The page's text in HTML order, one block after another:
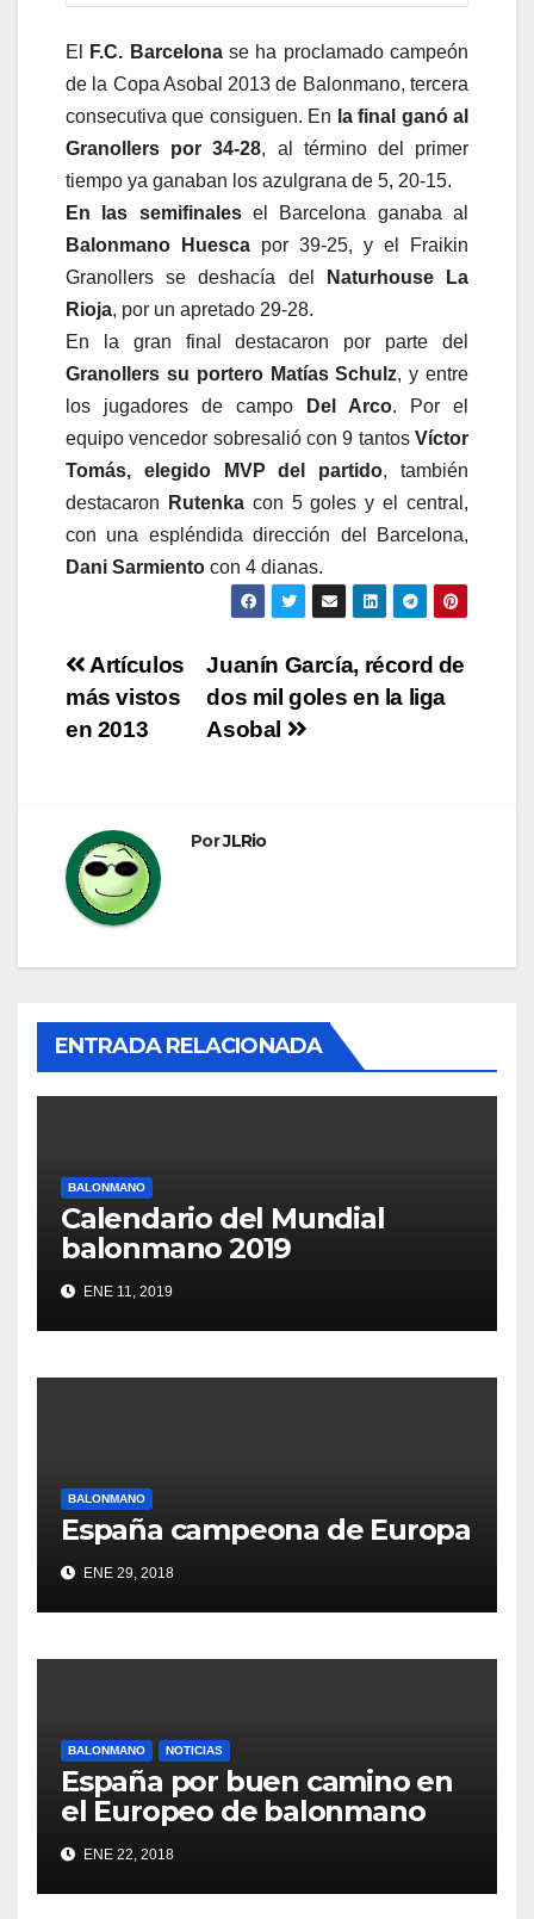
El F.C. Barcelonase ha proclamado campeón
de la Copa Asobal 2013 de Balonmano, tercera
consecutiva que consiguen. En la final ganó al
Granollers por 34-28, al término del primer
tiempo ya ganaban los azulgrana de 5, 20-15.
En las semifinales el Barcelona ganaba al
Balonmano Huesca por 39-25, y el Fraikin
Granollers se deshacía del
Naturhouse La
Rioja, por un apretado 29-28.
En la gran final destacaron por parte del
Granollers su portero Matías Schulz, y entre
los jugadores de campo
Del Arco. Por el
equipo vencedor sobresalió con 9 tantos Víctor
Tomás, elegido MVP del partido, también
destacaron
Rutenkacon 5 goles y el central,
con una espléndida dirección del Barcelona,
Dani Sarmiento con 4 dianas.
Navegación
de
Juanín García, récord de
dos mil goles en la liga
Asobal
Artículos
más vistos
en 2013
PorJLRio
ENTRADA RELACIONADA
BALONMANO
Calendario del Mundial
balonmano 2019
ENE 11, 2019
BALONMANO
España campeona de Europa
ENE 29, 2018
BALONMANO NOTICIAS
España por buen camino en
el Europeo de balonmano
ENE 22, 2018